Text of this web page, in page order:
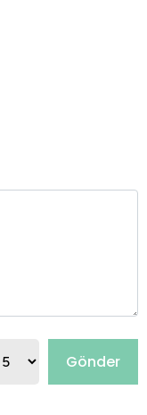
Gönder